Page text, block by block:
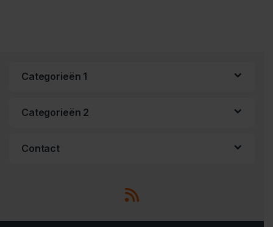
Categorieën 1
Categorieën 2
Contact